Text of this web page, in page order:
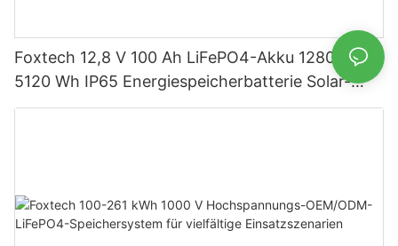
Foxtech 12,8 V 100 Ah LiFePO4-Akku 1280 Wh
5120 Wh IP65 Energiespeicherbatterie Solar-
Heimsysteme